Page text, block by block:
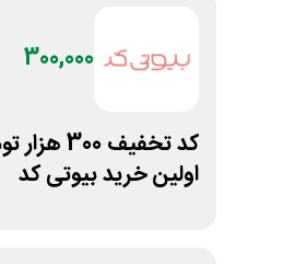
300,000
کد تخفیف 300
اولین خرید بیوتی کد